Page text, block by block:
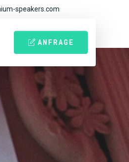
speakers.com
ANFRAGE